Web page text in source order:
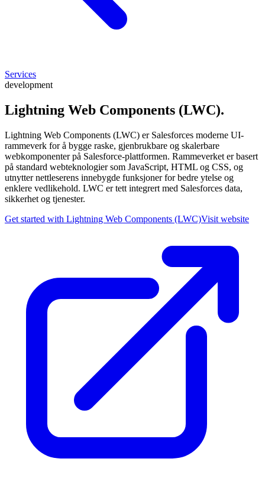
Services
development
Lightning Web Components (LWC).
Lightning Web Components (LWC) er Salesforces moderne UI-
rammeverk for å bygge raske, gjenbrukbare og skalerbare
webkomponenter på Salesforce-plattformen. Rammeverket er basert
på standard webteknologier som JavaScript, HTML og CSS, og
utnytter nettleserens innebygde funksjoner for bedre ytelse og
enklere vedlikehold. LWC er tett integrert med Salesforces data,
sikkerhet og tjenester.
Get started with Lightning Web Components (LWC)Visit website